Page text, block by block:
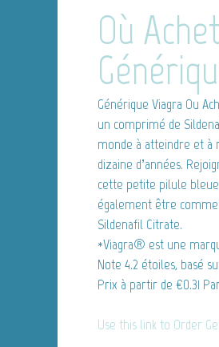
Où
Générique Viagra Ou
un comprimé de
monde à atteindre et à
dizaine d’années.
cette petite pilule
également être
Sildenafil Citrate.
*Viagra® est une
Note 4.2 étoiles, basé
Prix à partir de €0.31
Use this link to Order